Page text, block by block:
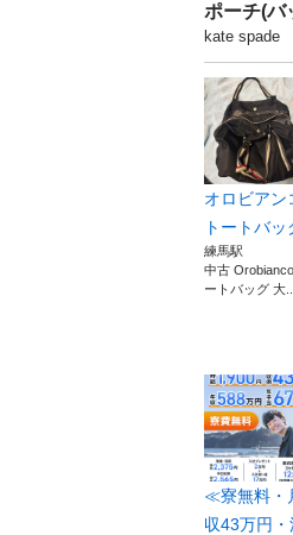
ポーチ(バ
kate spade
オロビアン
トートバッ
練馬駅
中古
ートバッグ 大...
≪寮無料・
収43万円・